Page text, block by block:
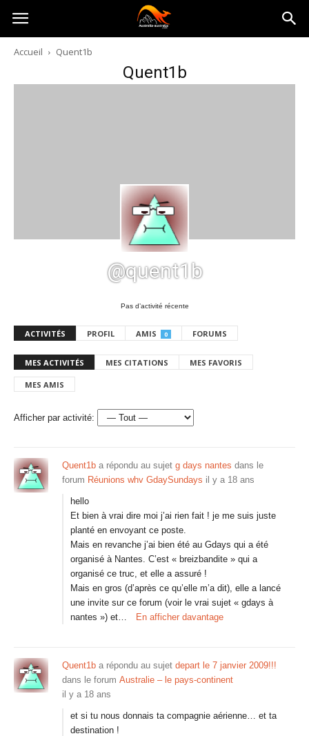
Australia-
australie.com
Accueil Quent1b
Quent1b
@quent1b
Pas d’activité récente
ACTIVITÉS PROFIL AMIS 0 FORUMS
MES ACTIVITÉS MES CITATIONS MES FAVORIS
MES AMIS
Afficher par activité:
Quent1b a répondu au sujet g days nantes dans le
forum Réunions whv GdaySundays il y a 18 ans
hello
Et bien à vrai dire moi j’ai rien fait ! je me suis juste
planté en envoyant ce poste.
Mais en revanche j’ai bien été au Gdays qui a été
organisé à Nantes. C’est « breizbandite » qui a
organisé ce truc, et elle a assuré !
Mais en gros (d’après ce qu’elle m’a dit), elle a lancé
une invite sur ce forum (voir le vrai sujet « gdays à
nantes ») et…
En afficher davantage
Quent1b a répondu au sujet depart le 7 janvier 2009!!!
dans le forum Australie – le pays-continent
il y a 18 ans
et si tu nous donnais ta compagnie aérienne… et ta
destination !